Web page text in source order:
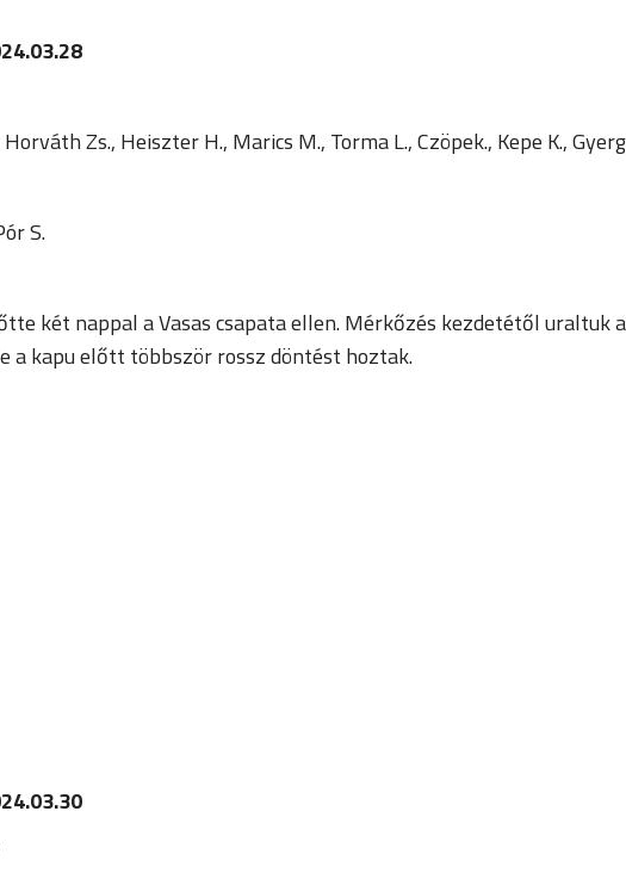
Zs., Heiszter H., Marics M., Torma L., Czöpek., Kepe K.,
S.
két nappal a Vasas csapata ellen. Mérkőzés kezdetétől uraltuk
a kapu előtt többször rossz döntést hoztak.